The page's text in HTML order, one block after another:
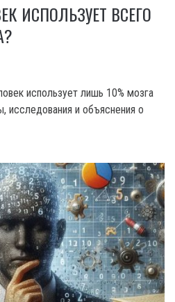
ИСПОЛЬЗУЕТ ВСЕГО
использует лишь 10% мозга
исследования и объяснения о